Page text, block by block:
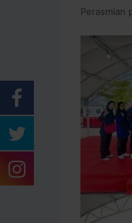
Perasmian